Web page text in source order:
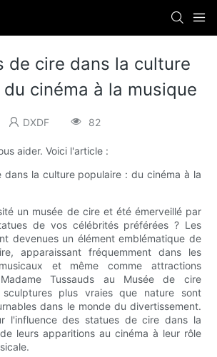
de cire dans la culture
cinéma à la musique
DXDF 82
aider. Voici l'article :
dans la culture populaire : du cinéma à la
un musée de cire et été émerveillé par
de vos célébrités préférées ? Les
devenues un élément emblématique de
apparaissant fréquemment dans les
et même comme attractions
Tussauds au Musée de cire
plus vraies que nature sont
dans le monde du divertissement.
l'influence des statues de cire dans la
leurs apparitions au cinéma à leur rôle